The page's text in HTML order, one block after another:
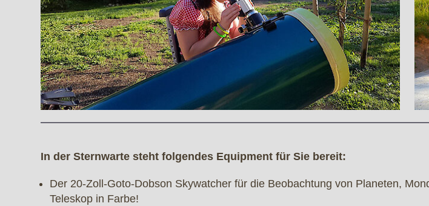
In der Sternwarte steht folgendes Equipment für Sie bereit:
Der 20-Zoll-Goto-Dobson Skywatcher für die Beobachtung von Planeten,
Teleskop in Farbe!